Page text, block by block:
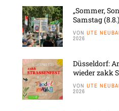
„Sommer,
Samstag
VON UTE
2026
Düsseldorf:
wieder zakk
VON UTE
2026